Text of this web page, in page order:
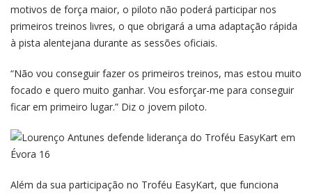
motivos de força maior, o piloto não poderá participar nos
primeiros treinos livres, o que obrigará a uma adaptação rápida
à pista alentejana durante as sessões oficiais.
“Não vou conseguir fazer os primeiros treinos, mas estou muito
focado e quero muito ganhar. Vou esforçar-me para conseguir
ficar em primeiro lugar.” Diz o jovem piloto.
Além da sua participação no Troféu EasyKart, que funciona